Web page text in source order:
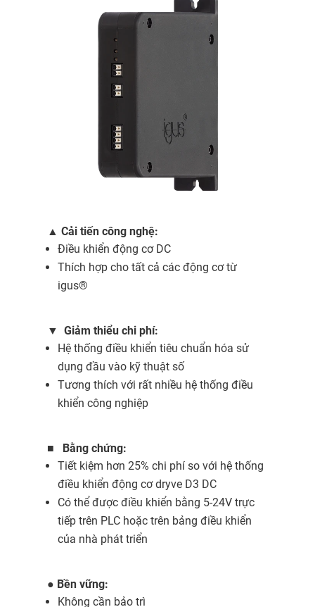
▲ Cải tiến công nghệ:
Điều khiển động cơ DC
Thích hợp cho tất cả các động cơ từ
igus®
▼ Giảm thiểu chi phí:
Hệ thống điều khiển tiêu chuẩn hóa sử
dụng đầu vào kỹ thuật số
Tương thích với rất nhiều hệ thống điều
khiển công nghiệp
■
Bằng chứng:
Tiết kiệm hơn 25% chi phí so với hệ thống
điều khiển động cơ dryve D3 DC
Có thể được điều khiển bằng 5-24V trực
tiếp trên PLC hoặc trên bảng điều khiển
của nhà phát triển
● Bền vững:
Không cần bảo trì